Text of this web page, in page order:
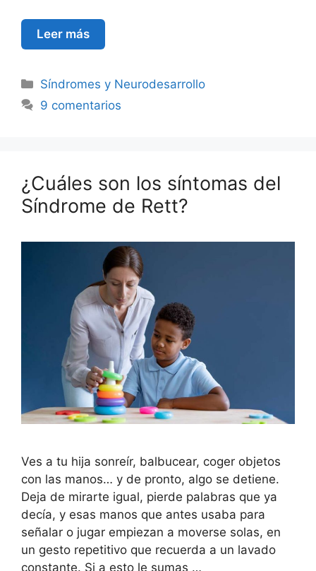
Leer más
Síndromes y Neurodesarrollo
9 comentarios
¿Cuáles son los síntomas del
Síndrome de Rett?
Ves a tu hija sonreír, balbucear, coger objetos
con las manos… y de pronto, algo se detiene.
Deja de mirarte igual, pierde palabras que ya
decía, y esas manos que antes usaba para
señalar o jugar empiezan a moverse solas, en
un gesto repetitivo que recuerda a un lavado
constante. Si a esto le sumas …